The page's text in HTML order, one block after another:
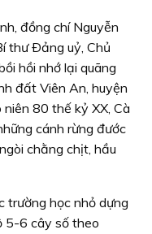
đồng chí Nguyễn
thư Ðảng uỷ, Chủ
hồi nhớ lại quãng
đất Viên An, huyện
80 thế kỷ XX, Cà
cánh rừng đước
chằng chịt, hầu
trường học nhỏ dựng
5-6 cây số theo